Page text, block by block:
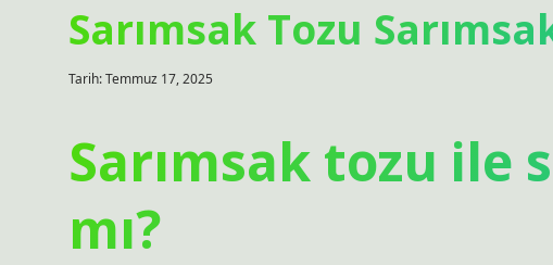
Sarımsak Tozu
Tarih: Temmuz 17, 2025
Sarımsak tozu ile
mı?